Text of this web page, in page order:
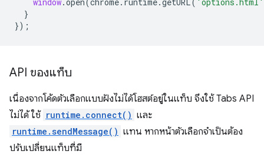
}
});
API ของแท็บ
เนื่องจากโค้ดตัวเลือกแบบฝังไม่ได้โฮสต์อยู่ในแท็บ จึงใช้ Tabs API
ไม่ได้ ใช้ runtime.connect() และ
runtime.sendMessage() แทน หากหน้าตัวเลือกจำเป็นต้อง
ปรับเปลี่ยนแท็บที่มี